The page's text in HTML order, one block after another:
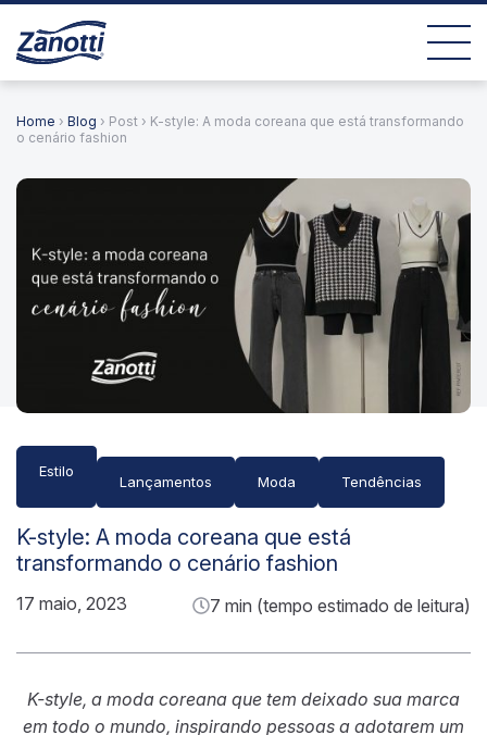
Home › Blog › Post › K-style: A moda coreana que está transformando
o cenário fashion
Estilo
Lançamentos Moda Tendências
K-style: A moda coreana que está
transformando o cenário fashion
17 maio, 2023 7 min (tempo estimado de leitura)
K-style, a moda coreana que tem deixado sua marca
em todo o mundo, inspirando pessoas a adotarem um